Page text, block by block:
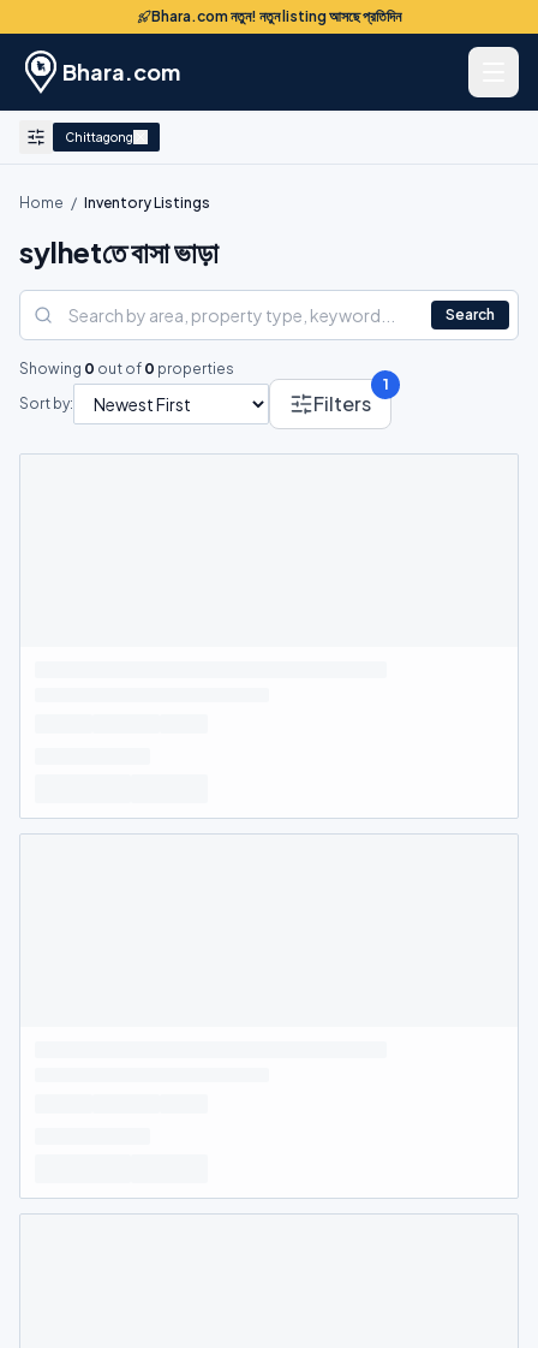
Bhara.com নতুন! নতুন listing আসছে প্রতিদিন
Bhara.com
Chittagong
Home / Inventory Listings
sylhetতে বাসা ভাড়া
Search
Showing 0 out of 0 properties
Sort by:
Filters
1